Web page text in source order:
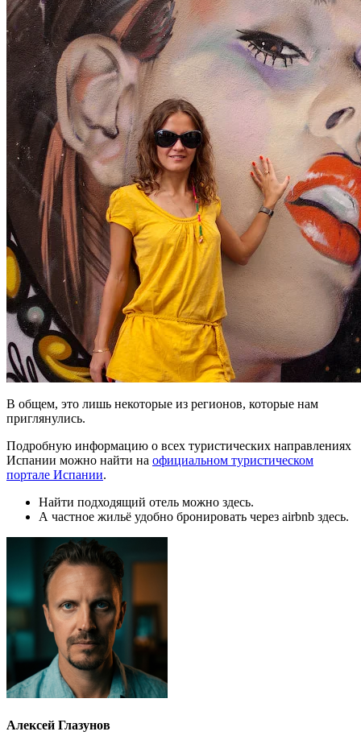
В общем, это лишь некоторые из регионов, которые нам
приглянулись.
Подробную информацию о всех туристических направлениях
Испании можно найти на официальном туристическом
портале Испании.
Найти подходящий отель можно здесь.
А частное жильё удобно бронировать через airbnb здесь.
Алексей Глазунов